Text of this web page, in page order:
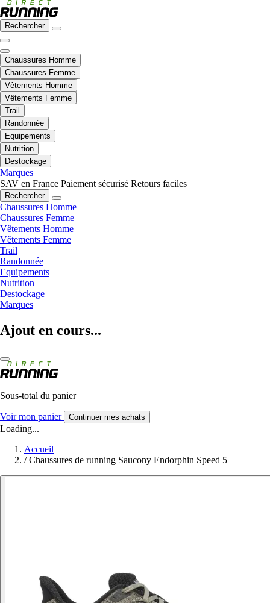
Rechercher
Chaussures Homme
Chaussures Femme
Vêtements Homme
Vêtements Femme
Trail
Randonnée
Equipements
Nutrition
Destockage
Marques
SAV en France Paiement sécurisé Retours faciles
Rechercher
Chaussures Homme
Chaussures Femme
Vêtements Homme
Vêtements Femme
Trail
Randonnée
Equipements
Nutrition
Destockage
Marques
Ajout en cours...
Sous-total du panier
Voir mon panier Continuer mes achats
Loading...
Accueil
/ Chaussures de running Saucony Endorphin Speed 5